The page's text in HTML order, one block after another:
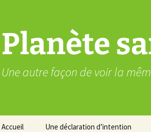
Planète
Une autre façon de voir la
Accueil Une déclaration d’intention